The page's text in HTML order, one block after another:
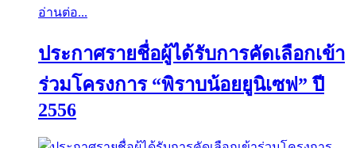
อ่านต่อ...
ประกาศรายชื่อผู้ได้รับการคัดเลือกเข้า
ร่วมโครงการ “พิราบน้อยยูนิเซฟ” ปี
2556